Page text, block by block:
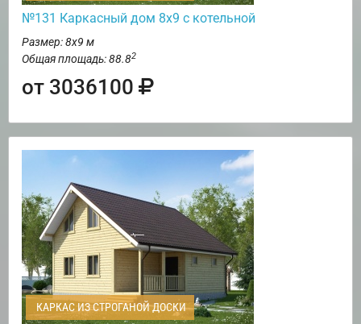
№131 Каркасный дом 8х9 с котельной
Размер: 8х9 м
Общая площадь: 88.82
от 3036100
КАРКАС ИЗ СТРОГАНОЙ ДОСКИ